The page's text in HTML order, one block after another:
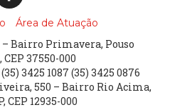
Área de Atuação
– Bairro Primavera, Pouso
37550-000
3425 1087 (35) 3425 0876
550 – Bairro Rio Acima,
CEP 12935-000